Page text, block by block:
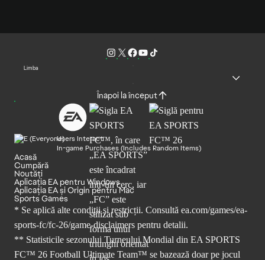
Limba
Înapoi la început
Users Interact
In-game Purchases (Includes Random Items)
Acasă
Cumpără
Noutăți
Aplicația EA pentru Windows
Aplicația EA și Origin pentru Mac
Sports Games
* Se aplică alte condiții și restricții. Consultă ea.com/games/ea-
sports-fc/fc-26/game-disclaimers pentru detalii.
** Statisticile sezonului Turneului Mondial din EA SPORTS
FC™ 26 Football Ultimate Team™ se bazează doar pe jocul